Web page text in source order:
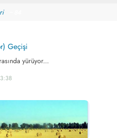
Geçişi
yürüyor...